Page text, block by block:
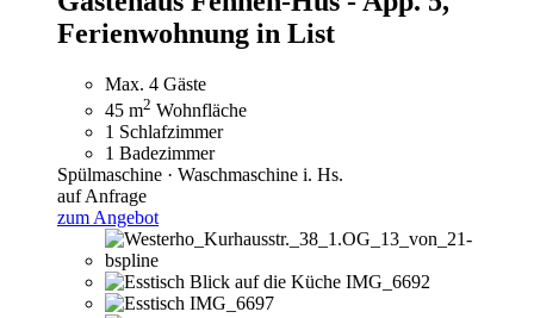
Ferienwohnung in List
Max. 4 Gäste
45 m2 Wohnfläche
1 Schlafzimmer
1 Badezimmer
Spülmaschine · Waschmaschine i. Hs.
auf Anfrage
zum Angebot